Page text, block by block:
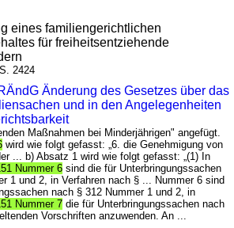
eines familiengerichtlichen
für freiheitsentziehende
2424
Änderung des Gesetzes über das
und in den Angelegenheiten
Maßnahmen bei Minderjährigen" angefügt.
wird wie folgt gefasst: „6. die Genehmigung von
... b) Absatz 1 wird wie folgt gefasst: „(1) In
Nummer 6 sind die für Unterbringungssachen
1 und 2, in Verfahren nach § ... Nummer 6 sind
nach § 312 Nummer 1 und 2, in
Nummer 7 die für Unterbringungssachen nach
Vorschriften anzuwenden. An ...